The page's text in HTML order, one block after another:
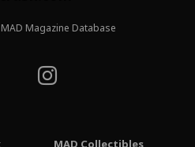
Magazine Database
MAD Collectibles